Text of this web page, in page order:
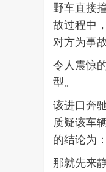
野车直接
故过程中
对方为事
令人震惊
型。
该进口奔
质疑该车
的结论为
那就先来